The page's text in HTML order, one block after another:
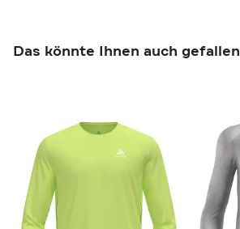
Das könnte Ihnen auch gefallen